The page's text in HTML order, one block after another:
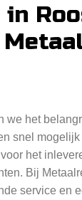
we het
snel
het
Bij
service en